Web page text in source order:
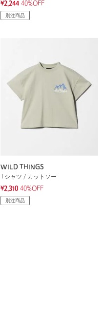
¥2,244 40%OFF
別注商品
WILD THINGS
Tシャツ / カットソー
¥2,310 40%OFF
別注商品